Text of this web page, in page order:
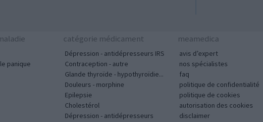
panique
catégorie médicament
Dépression - antidépresseurs IRS
Contraception - autre
Glande thyroïde - hypothyroïdie...
Douleurs - morphine
Epilepsie
Cholestérol
Dépression - antidépresseurs
meamedica
avis d’expert
nos spécialistes
faq
politique de confidentialité
politique de cookies
autorisation des cookies
disclaimer